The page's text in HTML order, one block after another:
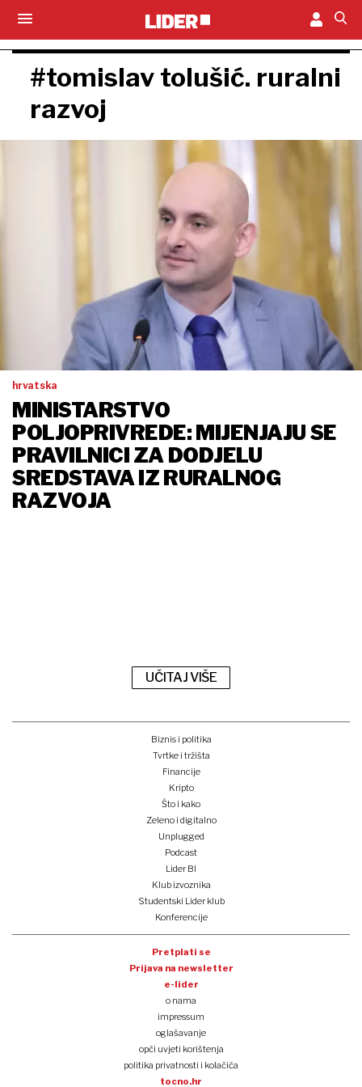
#tomislav tolušić. ruralni
razvoj
hrvatska
MINISTARSTVO
POLJOPRIVREDE: MIJENJAJU SE
PRAVILNICI ZA DODJELU
SREDSTAVA IZ RURALNOG
RAZVOJA
UČITAJ VIŠE
Biznis i politika
Tvrtke i tržišta
Financije
Kripto
Što i kako
Zeleno i digitalno
Unplugged
Podcast
Lider BI
Klub izvoznika
Studentski Lider klub
Konferencije
Pretplati se
Prijava na newsletter
e-lider
o nama
impressum
oglašavanje
opći uvjeti korištenja
politika privatnosti i kolačića
tocno.hr